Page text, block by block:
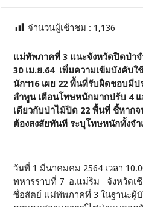
จำนวนผู้เช้าชม : 1,136
แม่ทัพภาคที่3 แนะจังหวัดปิดป่าจ
30 เม.ย.64 เพิ่มความเข้มบังคับใ
นักฯ16 เผย 22 พื้นที่รับผิดชอบมีป
ลำพูน เตือนโทษหนักมากปรับ 4
เดียวกับป่าไม้ปิด 22 พื้นที่ ชี้หาก
ต้องสงสัยทันที ระบุโทษหนักทั้งจ
วันที่ 1 มีนาคมคม 2564 เวลา
ทหารราบที่ 7 อ.แม่ริม จังหวัดเ
ซื่อสัตย์ แม่ทัพภาคที่ 3 ในฐานะผู้